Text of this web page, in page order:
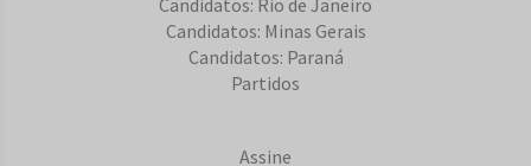
Candidatos: Rio de Janeiro
Candidatos: Minas Gerais
Candidatos: Paraná
Partidos
Assine